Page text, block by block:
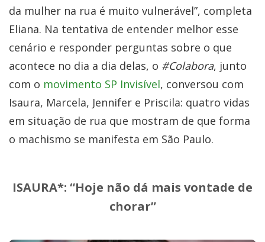
da mulher na rua é muito vulnerável”, completa
Eliana. Na tentativa de entender melhor esse
cenário e responder perguntas sobre o que
acontece no dia a dia delas, o #Colabora, junto
com o movimento SP Invisível, conversou com
Isaura, Marcela, Jennifer e Priscila: quatro vidas
em situação de rua que mostram de que forma
o machismo se manifesta em São Paulo.
ISAURA*: “Hoje não dá mais vontade de
chorar”